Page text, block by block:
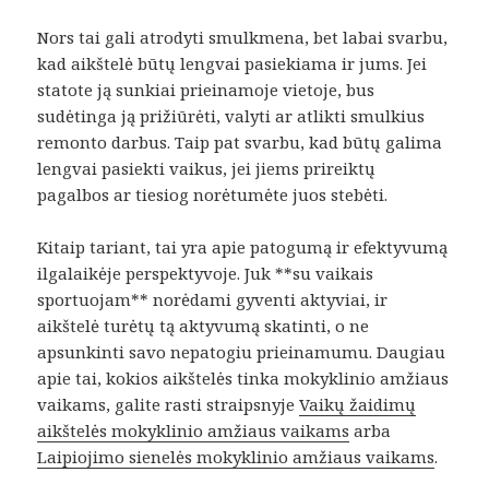
Nors tai gali atrodyti smulkmena, bet labai svarbu,
kad aikštelė būtų lengvai pasiekiama ir jums. Jei
statote ją sunkiai prieinamoje vietoje, bus
sudėtinga ją prižiūrėti, valyti ar atlikti smulkius
remonto darbus. Taip pat svarbu, kad būtų galima
lengvai pasiekti vaikus, jei jiems prireiktų
pagalbos ar tiesiog norėtumėte juos stebėti.
Kitaip tariant, tai yra apie patogumą ir efektyvumą
ilgalaikėje perspektyvoje. Juk **su vaikais
sportuojam** norėdami gyventi aktyviai, ir
aikštelė turėtų tą aktyvumą skatinti, o ne
apsunkinti savo nepatogiu prieinamumu. Daugiau
apie tai, kokios aikštelės tinka mokyklinio amžiaus
vaikams, galite rasti straipsnyjeVaikų žaidimų
aikštelės mokyklinio amžiaus vaikams arba
Laipiojimo sienelės mokyklinio amžiaus vaikams.